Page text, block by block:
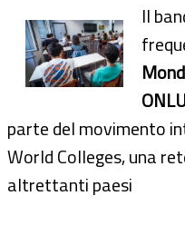
Il
parte del movimento
World Colleges, una
altrettanti paesi